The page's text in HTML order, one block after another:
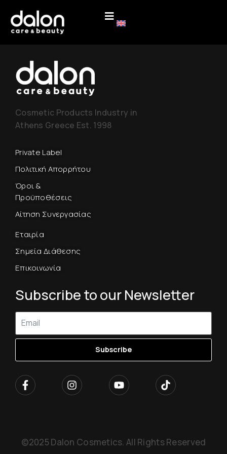
Cosmetic Products Industry in
Athens Greece Est. 1998
Private Label
Πολιτική Απορρήτου
Όροι &
Προϋποθέσεις
Αίτηση Συνεργασίας
Εταιρία
Σημεία Διάθεσης
Επικοινωνία
Subscribe to our Newsletter
Subscribe
©2025 Dalon Cosmetics. All Rights Reserved